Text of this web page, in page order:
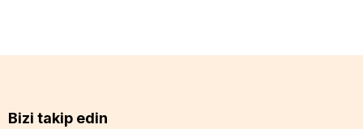
Bizi takip edin